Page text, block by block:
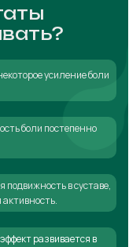
усиление боли
боли постепенно
подвижность в суставе,
развивается в